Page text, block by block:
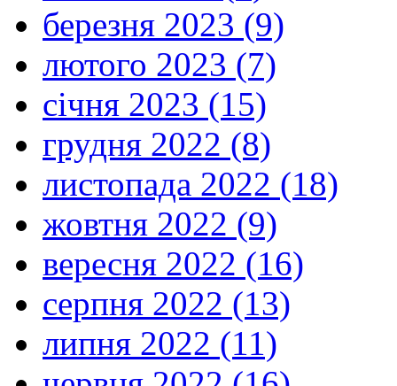
березня 2023 (9)
лютого 2023 (7)
січня 2023 (15)
грудня 2022 (8)
листопада 2022 (18)
жовтня 2022 (9)
вересня 2022 (16)
серпня 2022 (13)
липня 2022 (11)